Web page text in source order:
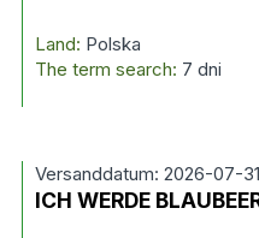
Land: Polska
The term search: 7 dni
Versanddatum: 2026-07-31
ICH WERDE